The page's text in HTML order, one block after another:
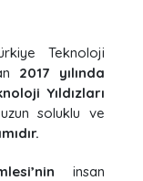
Teknoloji
2017 yılında
Yıldızları
soluklu ve
insan